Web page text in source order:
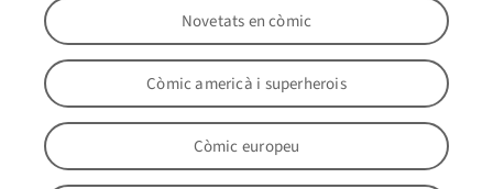
Novetats en còmic
Còmic americà i superherois
Còmic europeu